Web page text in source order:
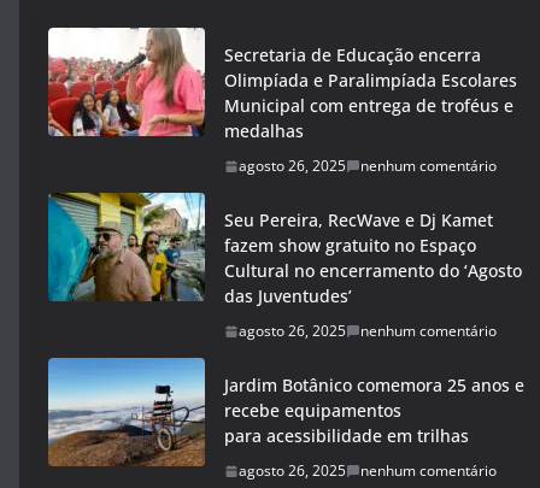
Secretaria de Educação encerra
Olimpíada e Paralimpíada Escolares
Municipal com entrega de troféus e
medalhas
agosto 26, 2025 nenhum comentário
Seu Pereira, RecWave e Dj Kamet
fazem show gratuito no Espaço
Cultural no encerramento do ‘Agosto
das Juventudes’
agosto 26, 2025 nenhum comentário
Jardim Botânico comemora 25 anos e
recebe equipamentos
para acessibilidade em trilhas
agosto 26, 2025 nenhum comentário